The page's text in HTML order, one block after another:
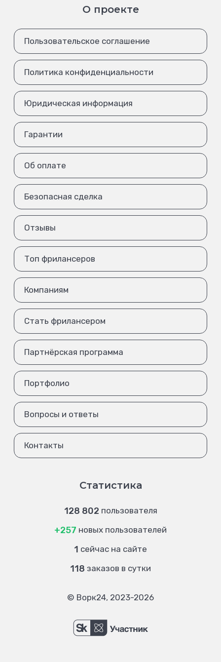
О проекте
Пользовательское соглашение
Политика конфиденциальности
Юридическая информация
Гарантии
Об оплате
Безопасная сделка
Отзывы
Топ фрилансеров
Компаниям
Стать фрилансером
Партнёрская программа
Портфолио
Вопросы и ответы
Контакты
Статистика
128 802 пользователя
+257 новых пользователей
1 сейчас на сайте
118 заказов в сутки
© Ворк24, 2023-2026